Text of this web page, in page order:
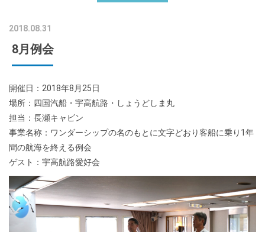
2018.08.31
8月例会
開催日：2018年8月25日
場所：四国汽船・宇高航路・しょうどしま丸
担当：長瀬キャビン
事業名称：ワンダーシップの名のもとに文字どおり客船に乗り1年
間の航海を終える例会
ゲスト：宇高航路愛好会